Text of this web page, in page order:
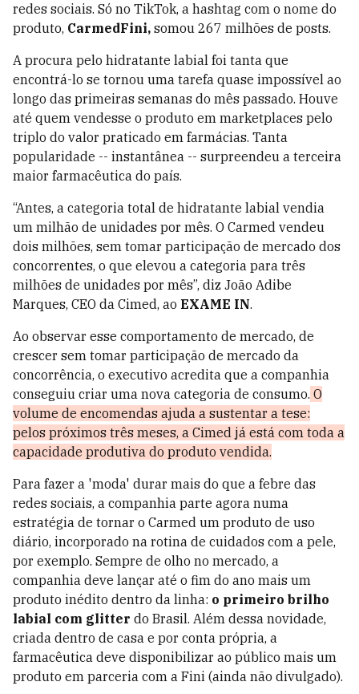
redes sociais. Só no TikTok, a hashtag com o nome do
produto, CarmedFini, somou 267 milhões de posts.
A procura pelo hidratante labial foi tanta que
encontrá-lo se tornou uma tarefa quase impossível ao
longo das primeiras semanas do mês passado. Houve
até quem vendesse o produto em marketplaces pelo
triplo do valor praticado em farmácias. Tanta
popularidade -- instantânea -- surpreendeu a terceira
maior farmacêutica do país.
“Antes, a categoria total de hidratante labial vendia
um milhão de unidades por mês. O Carmed vendeu
dois milhões, sem tomar participação de mercado dos
concorrentes, o que elevou a categoria para três
milhões de unidades por mês”, diz João Adibe
Marques, CEO da Cimed, ao EXAME IN.
Ao observar esse comportamento de mercado, de
crescer sem tomar participação de mercado da
concorrência, o executivo acredita que a companhia
conseguiu criar uma nova categoria de consumo. O
volume de encomendas ajuda a sustentar a tese:
pelos próximos três meses, a Cimed já está com toda a
capacidade produtiva do produto vendida.
Para fazer a 'moda' durar mais do que a febre das
redes sociais, a companhia parte agora numa
estratégia de tornar o Carmed um produto de uso
diário, incorporado na rotina de cuidados com a pele,
por exemplo. Sempre de olho no mercado, a
companhia deve lançar até o fim do ano mais um
produto inédito dentro da linha: o primeiro brilho
labial com glitter do Brasil. Além dessa novidade,
criada dentro de casa e por conta própria, a
farmacêutica deve disponibilizar ao público mais um
produto em parceria com a Fini (ainda não divulgado).